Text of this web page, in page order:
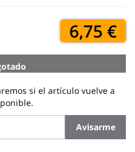
6,75 €
si el artículo vuelve a
Avisarme